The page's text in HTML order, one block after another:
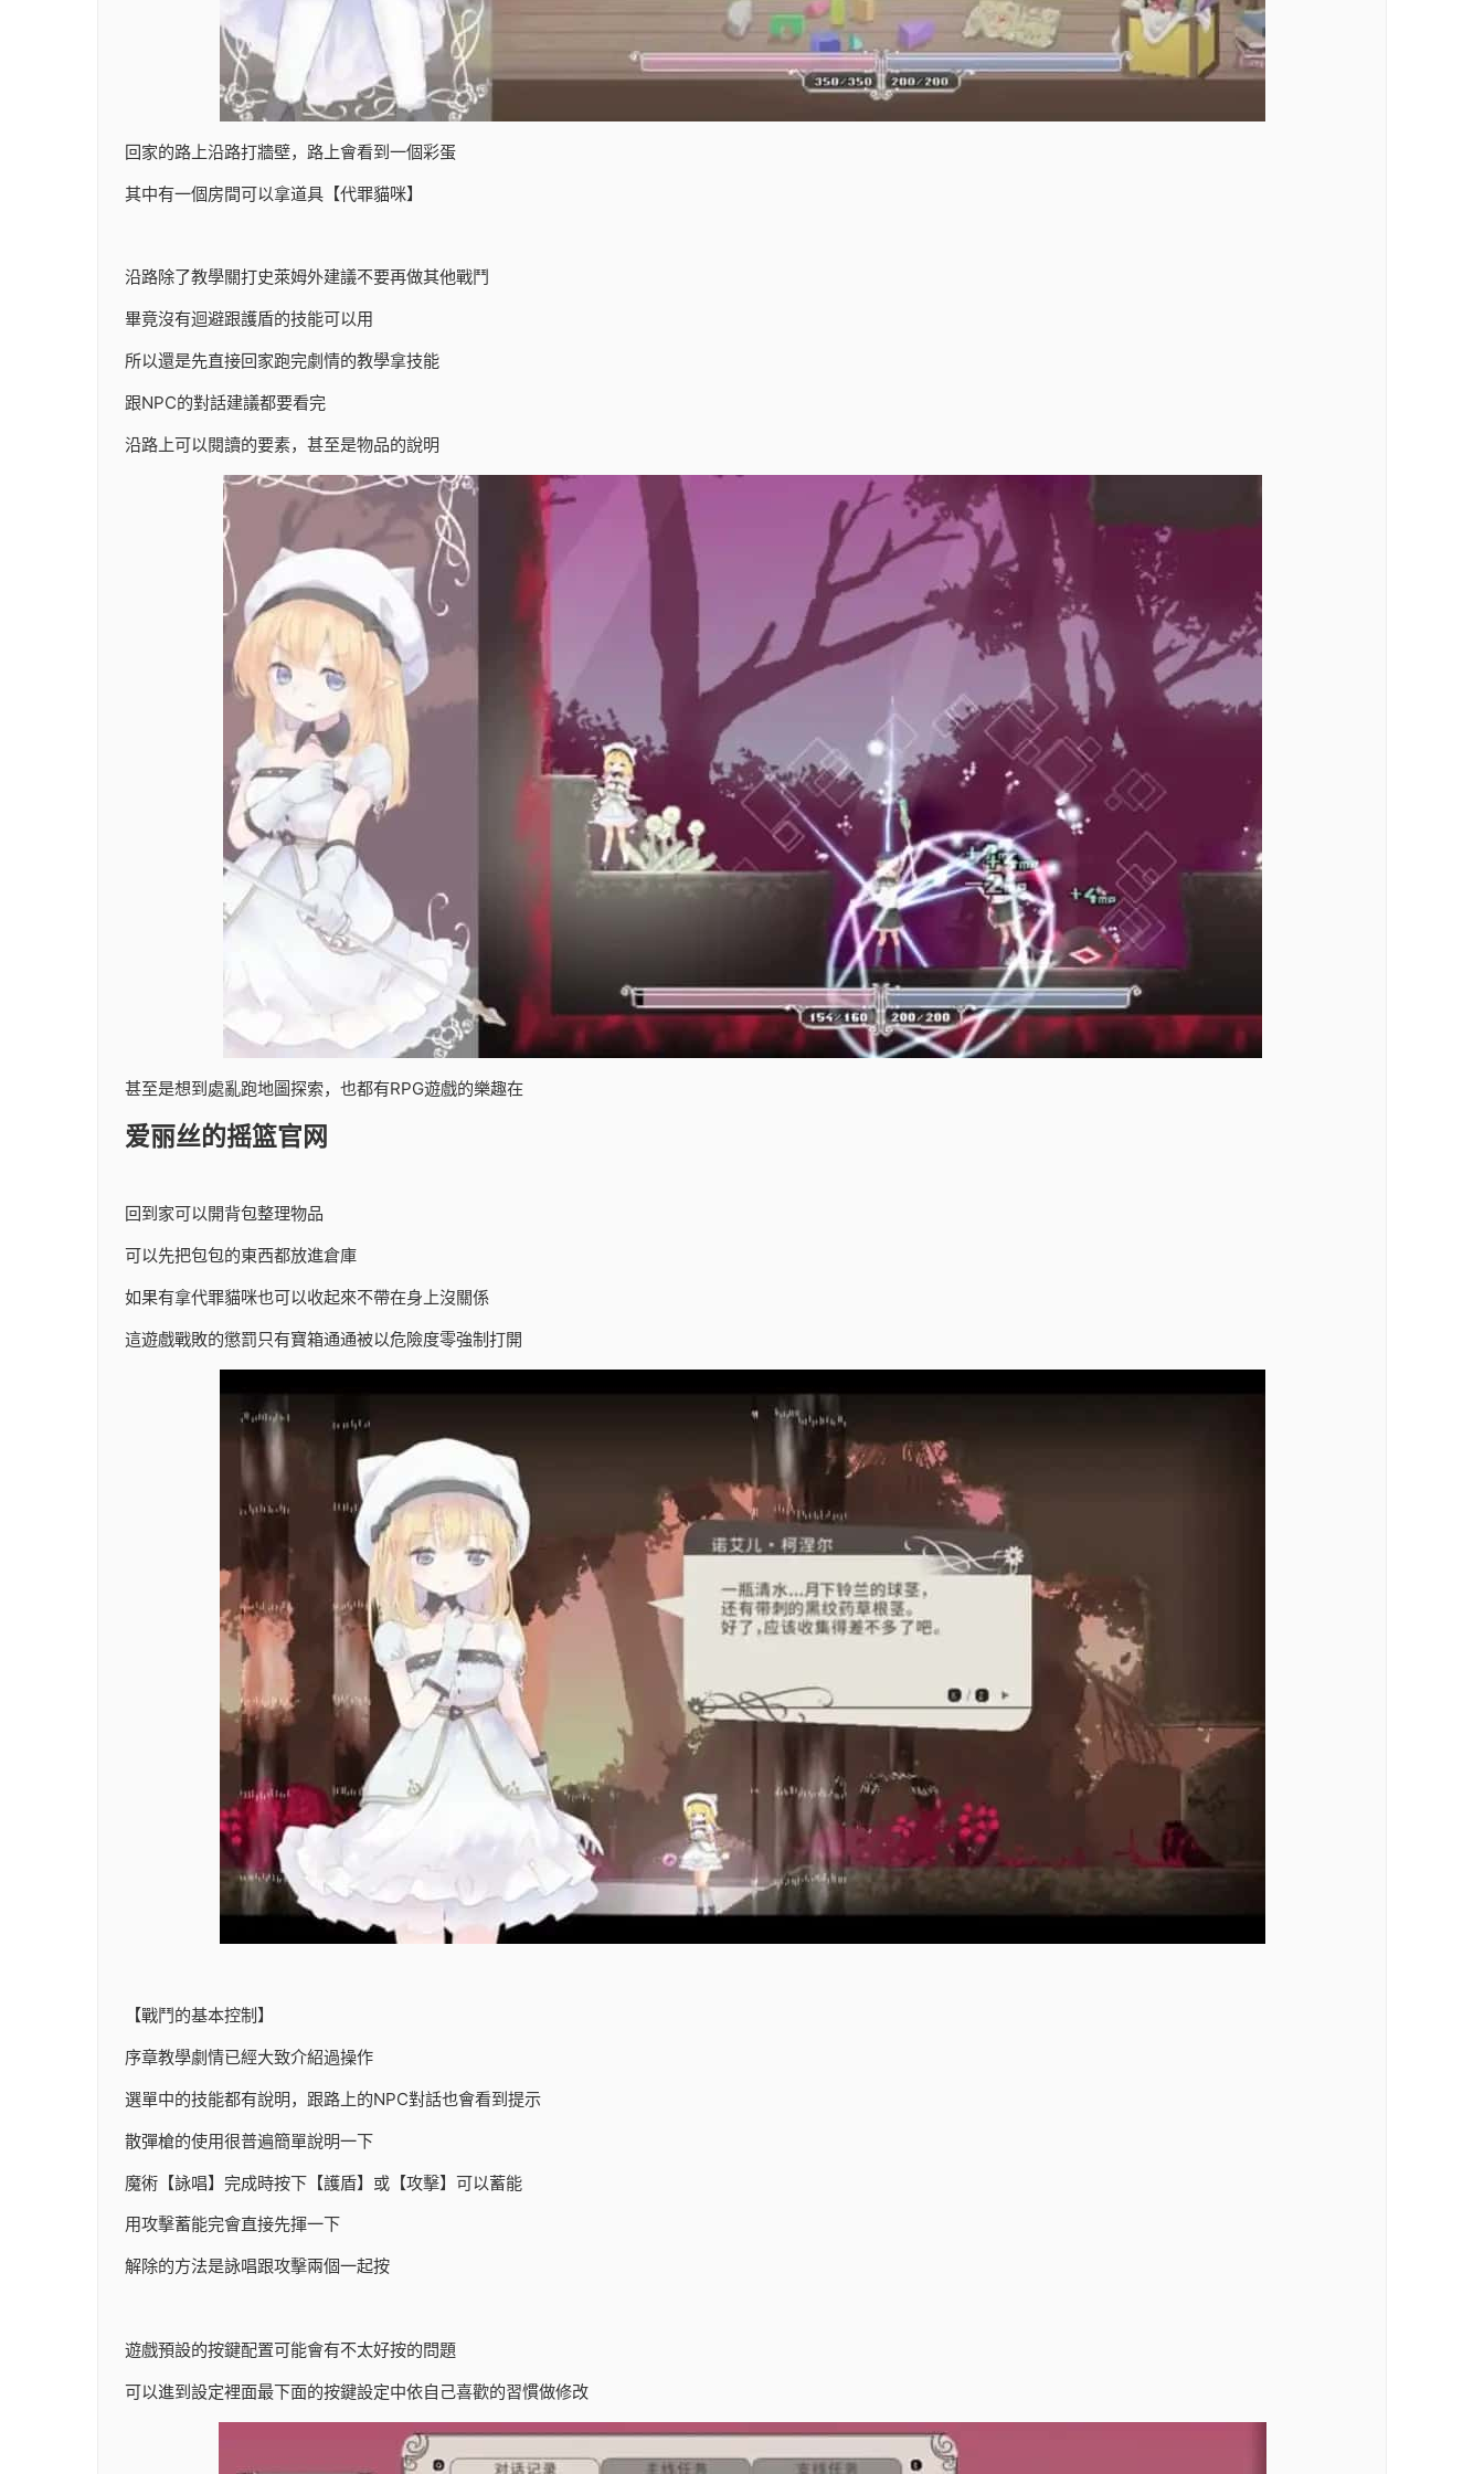
回家的路上沿路打牆壁，路上會看到一個彩蛋
其中有一個房間可以拿道具【代罪貓咪】
沿路除了教學關打史萊姆外建議不要再做其他戰鬥
畢竟沒有迴避跟護盾的技能可以用
所以還是先直接回家跑完劇情的教學拿技能
跟NPC的對話建議都要看完
沿路上可以閱讀的要素，甚至是物品的說明
甚至是想到處亂跑地圖探索，也都有RPG遊戲的樂趣在
爱丽丝的摇篮官网
回到家可以開背包整理物品
可以先把包包的東西都放進倉庫
如果有拿代罪貓咪也可以收起來不帶在身上沒關係
這遊戲戰敗的懲罰只有寶箱通通被以危險度零強制打開
【戰鬥的基本控制】
序章教學劇情已經大致介紹過操作
選單中的技能都有說明，跟路上的NPC對話也會看到提示
散彈槍的使用很普遍簡單說明一下
魔術【詠唱】完成時按下【護盾】或【攻擊】可以蓄能
用攻擊蓄能完會直接先揮一下
解除的方法是詠唱跟攻擊兩個一起按
遊戲預設的按鍵配置可能會有不太好按的問題
可以進到設定裡面最下面的按鍵設定中依自己喜歡的習慣做修改